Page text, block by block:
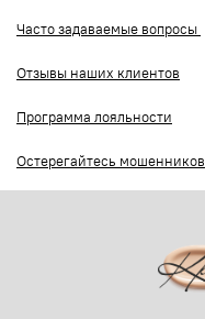
Часто задаваемые вопросы
Отзывы наших клиентов
Программа лояльности
Остерегайтесь мошенников